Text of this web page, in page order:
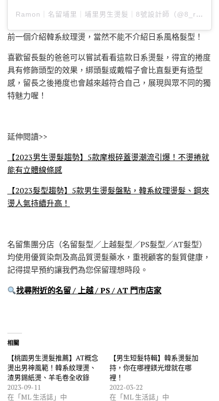
Ramon｜名留埔里｜埔里男生燙髮｜8號設計師（@8_ramon）分享的貼文
前一個介紹韓系紋理燙，當然不能不介紹日系風格髮型！
喜歡留長髮的爸爸可以嘗試看看這款日系燙髮，得宜的捲度
具有修飾頭型的效果，綁頭髮或戴帽子會比直髮更有造型
感，留長之後捲度也會越來越符合自己，展現與眾不同的獨
特魅力喔！
延伸閱讀>>
【2023男生燙髮趨勢】5款摩根碎蓋燙潮流引爆！不燙捲就
能有立體線條感
【2023髮型趨勢】5款男生燙髮盤點，韓系紋理燙髮、鋼夾
燙人氣持續升高！
名留集團分店（名留髮型／上越髮型／PS髮型／AT髮型）
均使用優質染劑及高品質燙髮藥水，重視顧客的髮質健康，
記得提早預約讓我們為您保留理想時段。
找尋附近的名留 / 上越 / PS / AT 門市店家
相關
【桃園男生燙髮推薦】AT概念
燙出男神風範！韓系紋理燙、
渣男錫紙燙、羊毛卷全收錄
2023-09-11
在「ML 生活誌」中
【男生短髮特輯】韓系燙髮加
持，你在哪裡鎂光燈就在哪
裡！
2022-03-22
在「ML 生活誌」中